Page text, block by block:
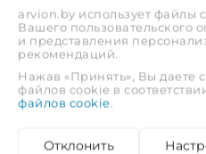
Упаковка - 1 шт.
Комплект
arvion.by использует файлы
Вашего пользовательского
и представления
рекомендаций.
Нажав «Принять», Вы даете
файлов cookie в
файлов cookie.
Отклонить